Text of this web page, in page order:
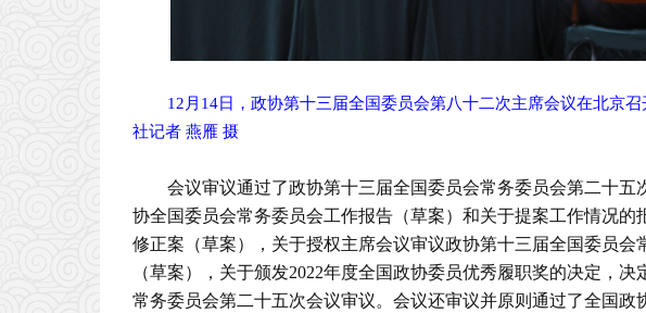
12月14日，政协第十三届全国委员会第八十二次主席会议在北京
社记者 燕雁 摄
会议审议通过了政协第十三届全国委员会常务委员会第二十
协全国委员会常务委员会工作报告（草案）和关于提案工作情况
修正案（草案），关于授权主席会议审议政协第十三届全国委员
（草案），关于颁发2022年度全国政协委员优秀履职奖的决定，
常务委员会第二十五次会议审议。会议还审议并原则通过了全国政